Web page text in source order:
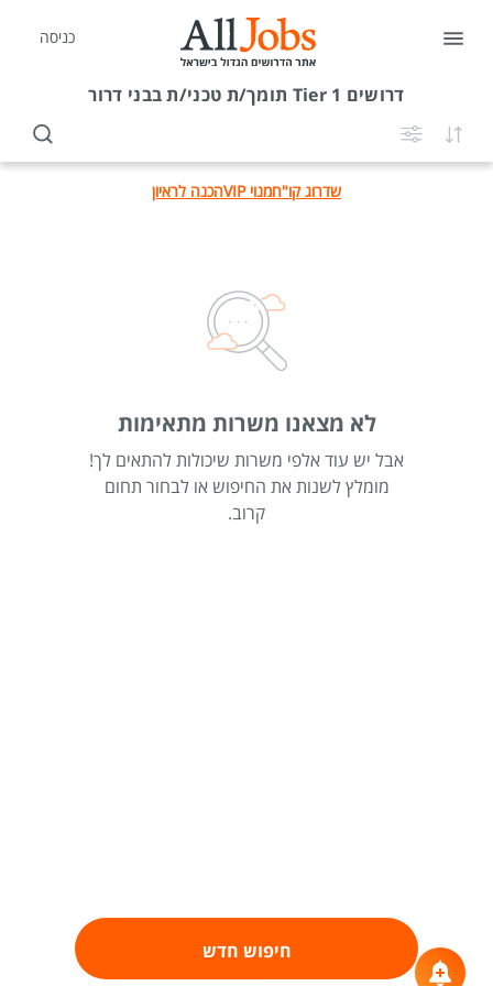
כניסה
דרושים Tier 1 תומך/ת טכני/ת בבני דרור
שדרוג קו"חמנוי VIP הכנה לראיון
לא מצאנו משרות מתאימות
אבל יש עוד אלפי משרות שיכולות להתאים לך!
מומלץ לשנות את החיפוש או לבחור תחום
קרוב.
חיפוש חדש